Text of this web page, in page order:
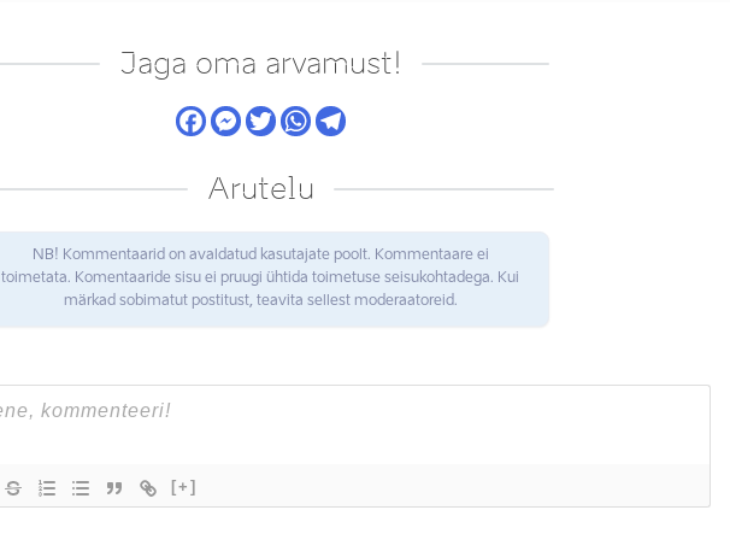
Jaga oma arvamust!
Arutelu
NB! Kommentaarid on avaldatud kasutajate poolt. Kommentaare ei
toimetata. Komentaaride sisu ei pruugi ühtida toimetuse seisukohtadega. Kui
märkad sobimatut postitust, teavita sellest moderaatoreid.
[+]